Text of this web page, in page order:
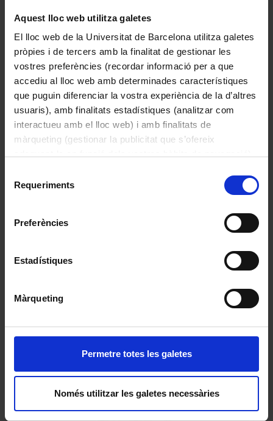
Aquest lloc web utilitza galetes
El lloc web de la Universitat de Barcelona utilitza galetes
pròpies i de tercers amb la finalitat de gestionar les
vostres preferències (recordar informació per a que
accediu al lloc web amb determinades característiques
que puguin diferenciar la vostra experiència de la d’altres
usuaris), amb finalitats estadístiques (analitzar com
interactueu amb el lloc web) i amb finalitats de
màrqueting (gestionar la publicitat que s’ofereix
consultar laPolítica de galetes del lloc web de la
Requeriments
Preferències
Estadístiques
Màrqueting
Permetre totes les galetes
Només utilitzar les galetes necessàries
Dona fang amb tatuatges
Cúpula granítica. Dudumu.
Jordi Sabater Pi